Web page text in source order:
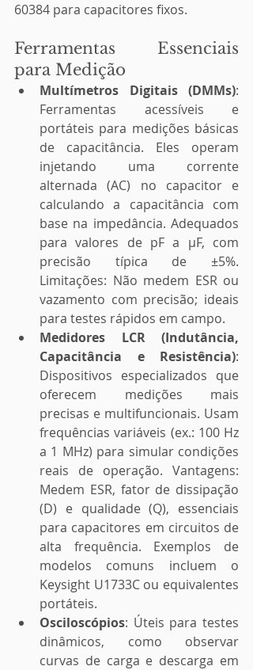
60384 para capacitores fixos.
Ferramentas Essenciais
para Medição
Multímetros Digitais (DMMs):
Ferramentas acessíveis e
portáteis para medições básicas
de capacitância. Eles operam
injetando uma corrente
alternada (AC) no capacitor e
calculando a capacitância com
base na impedância. Adequados
para valores de pF a μF, com
precisão típica de ±5%.
Limitações: Não medem ESR ou
vazamento com precisão; ideais
para testes rápidos em campo.
Medidores LCR (Indutância,
Capacitância e Resistência):
Dispositivos especializados que
oferecem medições mais
precisas e multifuncionais. Usam
frequências variáveis (ex.: 100 Hz
a 1 MHz) para simular condições
reais de operação. Vantagens:
Medem ESR, fator de dissipação
(D) e qualidade (Q), essenciais
para capacitores em circuitos de
alta frequência. Exemplos de
modelos comuns incluem o
Keysight U1733C ou equivalentes
portáteis.
Osciloscópios: Úteis para testes
dinâmicos, como observar
curvas de carga e descarga em